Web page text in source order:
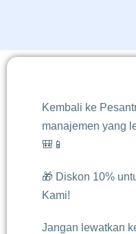
Kembali ke
manajemen yang
🎒📱
🎁 Diskon 10%
Kami!
Jangan lewatkan